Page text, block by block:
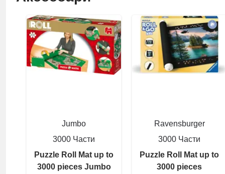
Jumbo
3000 Части
Puzzle Roll Mat up to
3000 pieces Jumbo
Ravensburger
3000 Части
Puzzle Roll Mat up to
3000 pieces